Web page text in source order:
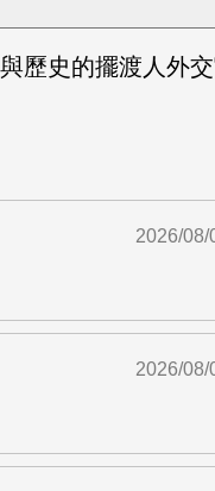
歷史的擺渡人外
2026/08/
2026/08/